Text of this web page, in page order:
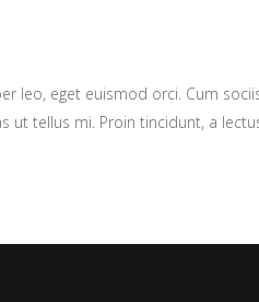
leo, eget euismod orci. Cum
ut tellus mi. Proin tincidunt, a